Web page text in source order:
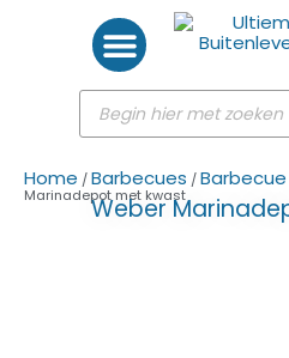
Home /Barbecues /
Marinadepot met kwast
Weber